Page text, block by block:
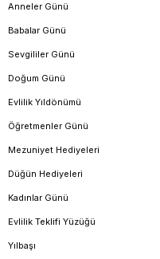
Anneler Günü
Babalar Günü
Sevgililer Günü
Doğum Günü
Evlilik Yıldönümü
Öğretmenler Günü
Mezuniyet Hediyeleri
Düğün Hediyeleri
Kadınlar Günü
Evlilik Teklifi Yüzüğü
Yılbaşı